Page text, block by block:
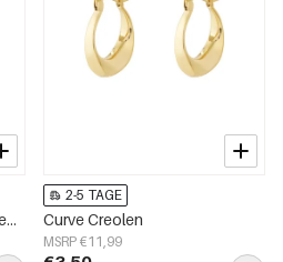
Setzen Sie ein Statement Creolen
2-5 TAGE
Curve Creolen
MSRP €11,99